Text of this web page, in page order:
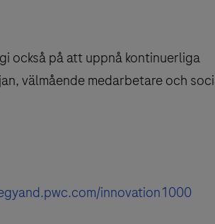
också på att uppnå kontinuerliga
välmående medarbetare och
innovation1000